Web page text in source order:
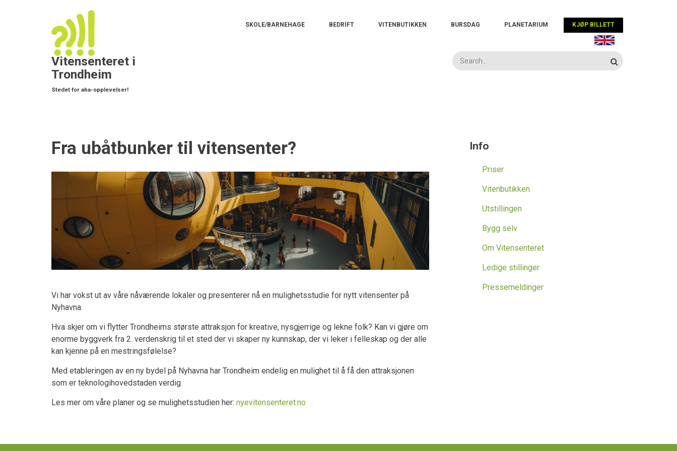
Vitensenteret i
Trondheim
Stedet for aha-opplevelser!
SKOLE/BARNEHAGE BEDRIFT VITENBUTIKKEN BURSDAG PLANETARIUM KJØP BILLETT
Fra ubåtbunker til vitensenter?
Vi har vokst ut av våre nåværende lokaler og presenterer nå en mulighetsstudie for nytt vitensenter på
Nyhavna.
Hva skjer om vi flytter Trondheims største attraksjon for kreative, nysgjerrige og lekne folk? Kan vi gjøre om
enorme byggverk fra 2. verdenskrig til et sted der vi skaper ny kunnskap, der vi leker i felleskap og der alle
kan kjenne på en mestringsfølelse?
Med etableringen av en ny bydel på Nyhavna har Trondheim endelig en mulighet til å få den attraksjonen
som er teknologihovedstaden verdig.
Les mer om våre planer og se mulighetsstudien her: nyevitensenteret.no
Info
Priser
Vitenbutikken
Utstillingen
Bygg selv
Om Vitensenteret
Ledige stillinger
Pressemeldinger